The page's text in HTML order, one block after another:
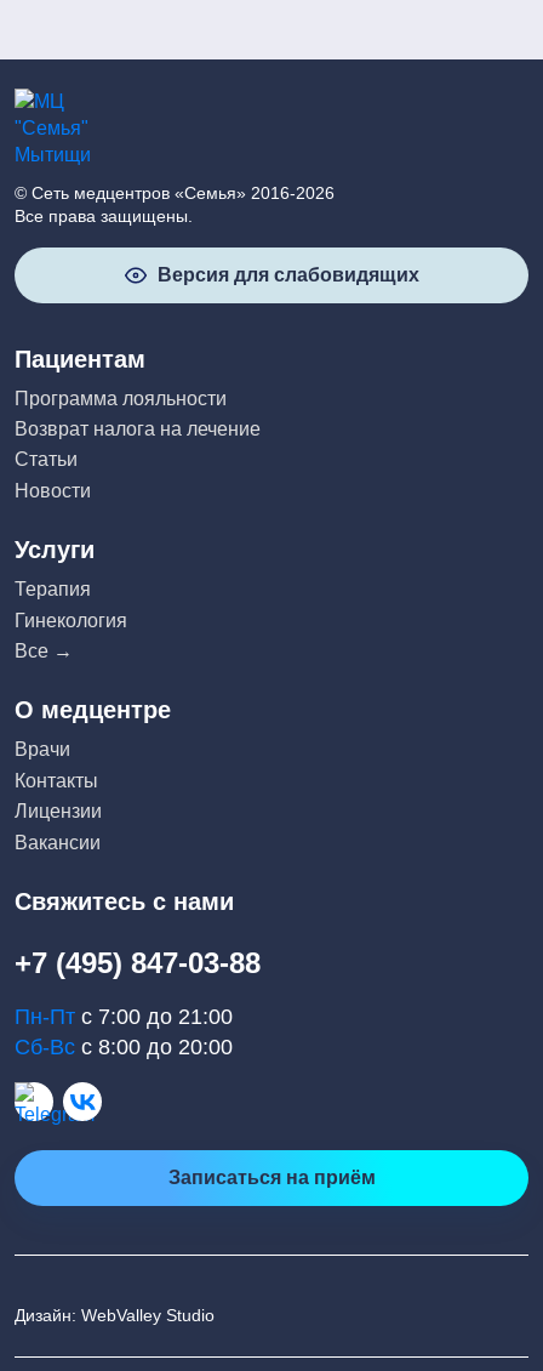
© Сеть медцентров «Семья» 2016-2026
Все права защищены.
Версия для слабовидящих
Пациентам
Программа лояльности
Возврат налога на лечение
Статьи
Новости
Услуги
Терапия
Гинекология
Все →
О медцентре
Врачи
Контакты
Лицензии
Вакансии
Свяжитесь с нами
+7 (495) 847-03-88
Пн-Пт с 7:00 до 21:00
Сб-Вс с 8:00 до 20:00
Записаться на приём
Дизайн: WebValley Studio